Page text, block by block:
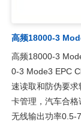
高频18000-3
高频18000-3
0-3 Mode3 EPC
速读取和防伪要
卡管理，汽车合格
无线输出功率0.5-